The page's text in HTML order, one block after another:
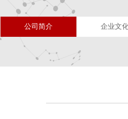
公司简介 企业文